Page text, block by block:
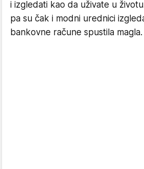
i izgledati kao da uživate u
pa su čak i modni urednici
bankovne račune spustila magla.